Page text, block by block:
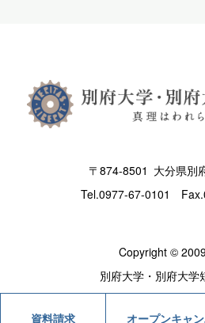
資料請求 オープンキャ
〒874-8501 大分県別
Tel.0977-67-0101
Copyright ©
別府大学・別府大学